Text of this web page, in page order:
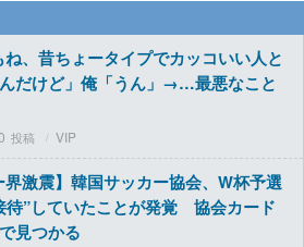
、昔ちょータイプでカッコいい人と
だけど」俺「うん」→…最悪なこと
VIP
界激震】韓国サッカー協会、W杯予選
待”していたことが発覚 協会カード
見つかる